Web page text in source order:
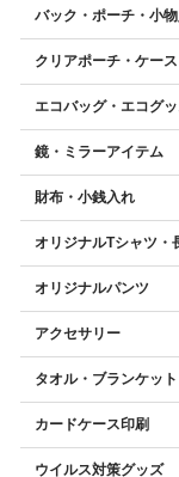
バック・ポーチ・小
クリアポーチ・ケース
エコバッグ・エコグ
鏡・ミラーアイテム
財布・小銭入れ
オリジナルTシャツ・
オリジナルパンツ
アクセサリー
タオル・ブランケッ
カードケース印刷
ウイルス対策グッズ